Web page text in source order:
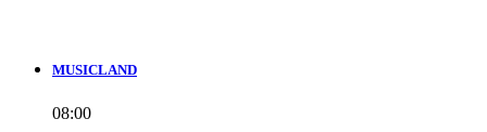
MUSICLAND
08:00